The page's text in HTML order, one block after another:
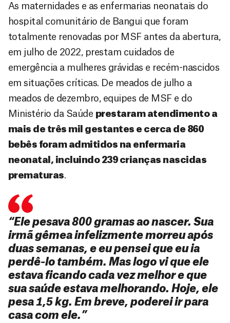
As maternidades e as enfermarias neonatais do
hospital comunitário de Bangui que foram
totalmente renovadas por MSF antes da abertura,
em julho de 2022, prestam cuidados de
emergência a mulheres grávidas e recém-nascidos
em situações críticas. De meados de julho a
meados de dezembro, equipes de MSF e do
Ministério da Saúde prestaram atendimento a
mais de três mil gestantes e cerca de 860
bebês foram admitidos na enfermaria
neonatal, incluindo 239 crianças nascidas
prematuras.
“Ele pesava 800 gramas ao nascer. Sua
irmã gêmea infelizmente morreu após
duas semanas, e eu pensei que eu ia
perdê-lo também. Mas logo vi que ele
estava ficando cada vez melhor e que
sua saúde estava melhorando. Hoje, ele
pesa 1,5 kg. Em breve, poderei ir para
casa com ele.”